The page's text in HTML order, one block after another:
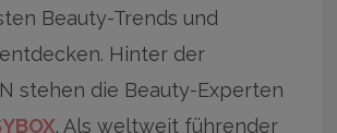
Beauty-Trends und
Hinter der
stehen die Beauty-Experten
. Als weltweit führender